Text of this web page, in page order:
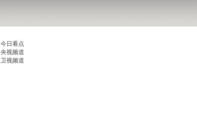
今日看点
央视频道
卫视频道